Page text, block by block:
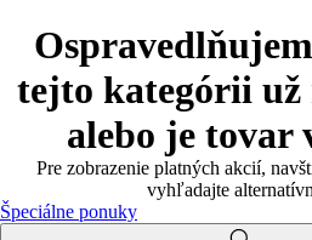
tejto kategórii už
alebo je tovar
Pre zobrazenie platných akcií,
vyhľadajte
Špeciálne ponuky